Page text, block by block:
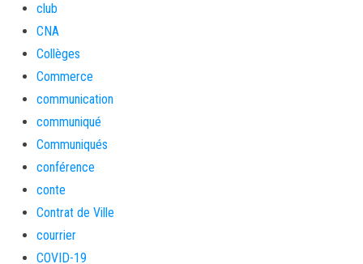
club
CNA
Collèges
Commerce
communication
communiqué
Communiqués
conférence
conte
Contrat de Ville
courrier
COVID-19